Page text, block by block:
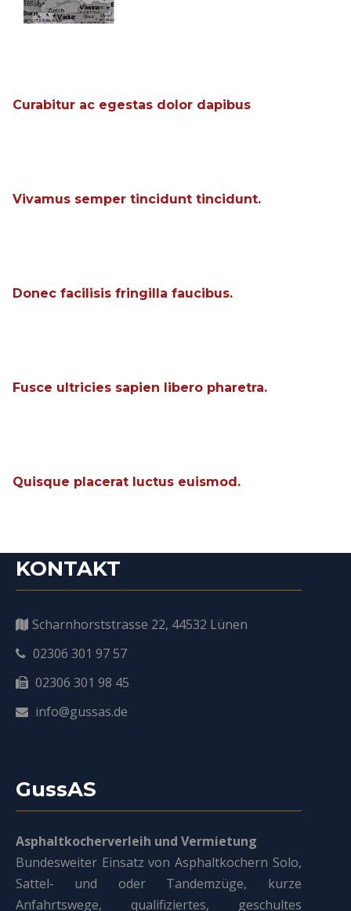
Curabitur ac egestas dolor dapibus
Vivamus semper tincidunt tincidunt.
Donec facilisis fringilla faucibus.
Fusce ultricies sapien libero pharetra.
Quisque placerat luctus euismod.
KONTAKT
Scharnhorststrasse 22, 44532 Lünen
02306 301 97 57
02306 301 98 45
info@gussas.de
GussAS
Asphaltkocherverleih und Vermietung
Bundesweiter Einsatz von Asphaltkochern Solo,
Sattel- und oder Tandemzüge, kurze
Anfahrtswege, qualifiziertes, geschultes